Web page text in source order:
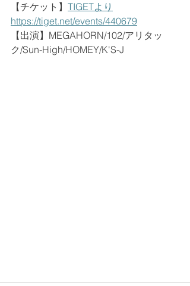
【チケット】 TIGETより
https://tiget.net/events/440679
【出演】MEGAHORN/102/アリタッ
ク/Sun-High/HOMEY/K'S-J